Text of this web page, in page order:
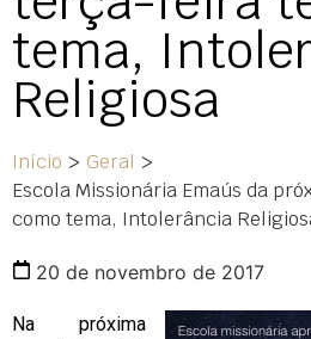
tema,
Religiosa
Início > Geral >
Escola Missionária Emaús da
como tema, Intolerância
20 de novembro de 2017
Na próxima